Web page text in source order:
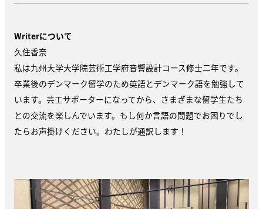
Writerについて
久住香奈
私は九州大学大学院芸術工学府音響設計コース修士二年です。
卒業後のデンマーク留学のため英語とデンマーク語を勉強して
います。芸工サポーターになってから、さまざまな留学生たち
との交流を楽しんでいます。もし何か言語の問題でお困りでし
たらお声掛けください。わたしが通訳します！